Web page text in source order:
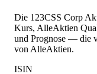
Die 123CSS Corp
Kurs, AlleAktien
und Prognose — die
von AlleAktien.
ISIN